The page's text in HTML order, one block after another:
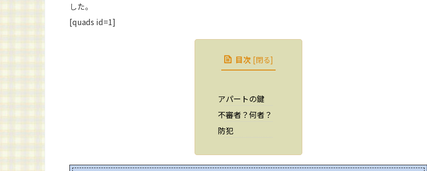
した。
[quads id=1]
目次 [閉る]
アパートの鍵
不審者？何者？
防犯